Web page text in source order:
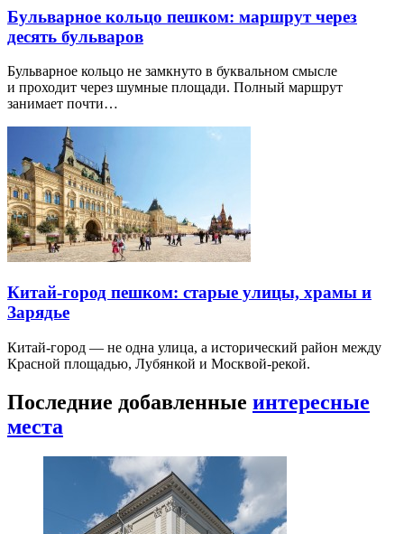
Бульварное кольцо пешком: маршрут через
десять бульваров
Бульварное кольцо не замкнуто в буквальном смысле
и проходит через шумные площади. Полный маршрут
занимает почти…
Китай-город пешком: старые улицы, храмы и
Зарядье
Китай-город — не одна улица, а исторический район между
Красной площадью, Лубянкой и Москвой-рекой.
Последние добавленные интересные
места